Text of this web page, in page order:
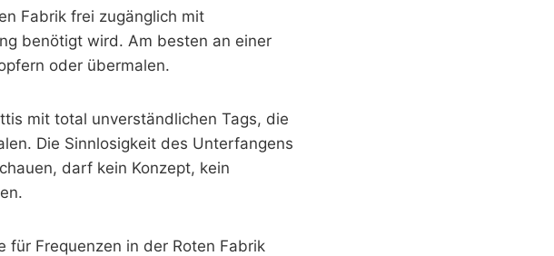
Fabrik frei zugänglich mit
benötigt wird. Am besten an einer
oder übermalen.
mit total unverständlichen Tags, die
Die Sinnlosigkeit des Unterfangens
darf kein Konzept, kein
für Frequenzen in der Roten Fabrik